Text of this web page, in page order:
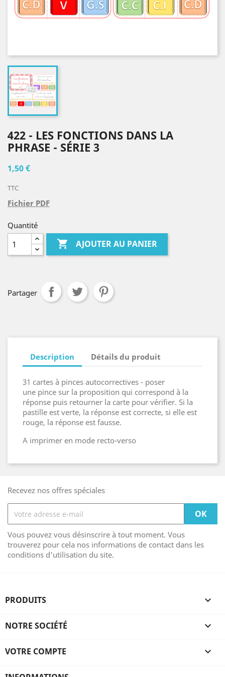
422 - LES FONCTIONS DANS LA
PHRASE - SÉRIE 3
1,50 €
TTC
Fichier PDF
Quantité
 AJOUTER AU PANIER
Partager
Description Détails du produit
31 cartes à pinces autocorrectives - poser
une pince sur la proposition qui correspond à la
réponse puis retourner la carte pour vérifier. Si la
pastille est verte, la réponse est correcte, si elle est
rouge, la réponse est fausse.
A imprimer en mode recto-verso
Recevez nos offres spéciales
Vous pouvez vous désinscrire à tout moment. Vous
trouverez pour cela nos informations de contact dans les
conditions d'utilisation du site.
PRODUITS 
NOTRE SOCIÉTÉ 
VOTRE COMPTE 